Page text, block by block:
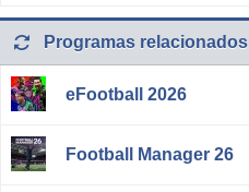
Programas relacionados
eFootball 2026
Football Manager 26